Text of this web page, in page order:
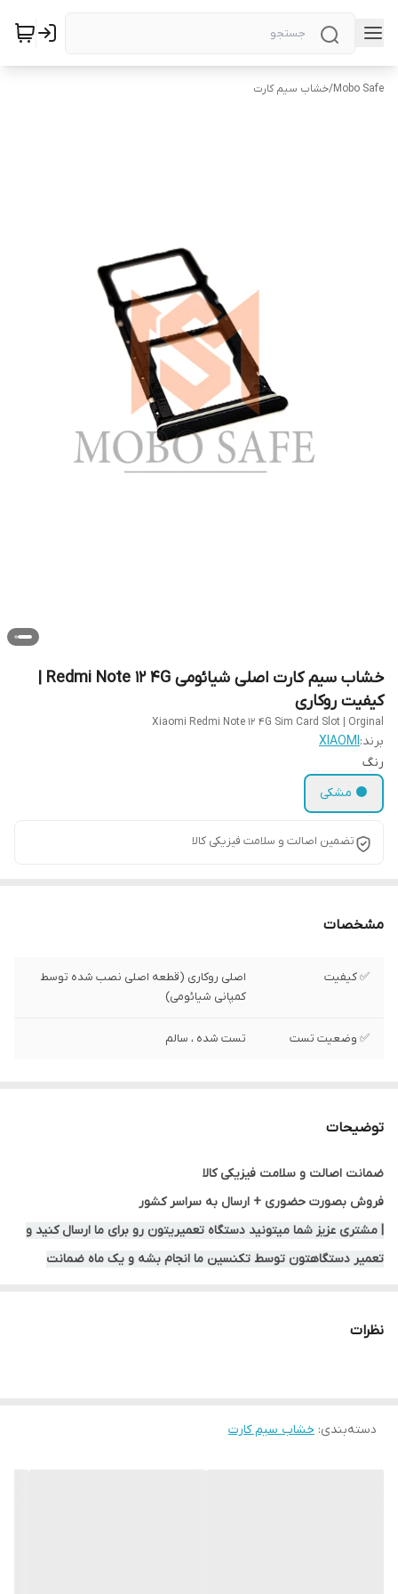
Mobo Safe
/خشاب سیم کارت
کیفیت روکاری
Xiaomi Redmi Note 12 4G Sim Card Slot | Orginal
برند:XIAOMI
رنگ
⚫ مشکی
تضمین اصالت و سلامت فیزیکی کالا
مشخصات
✅ کیفیت
اصلی روکاری (قطعه اصلی نصب شده توسط
کمپانی شیائومی)
✅ وضعیت تست تست شده ، سالم
توضیحات
ضمانت اصالت و سلامت فیزیکی کالا
فروش بصورت حضوری + ارسال به سراسر کشور
| مشتری عزیز شما میتونید دستگاه تعمیریتون رو برای ما ارسال کنید و
تعمیر دستگاهتون توسط تکنسین ما انجام بشه و یک ماه ضمانت
نظرات
دسته‌بندی: خشاب سیم کارت